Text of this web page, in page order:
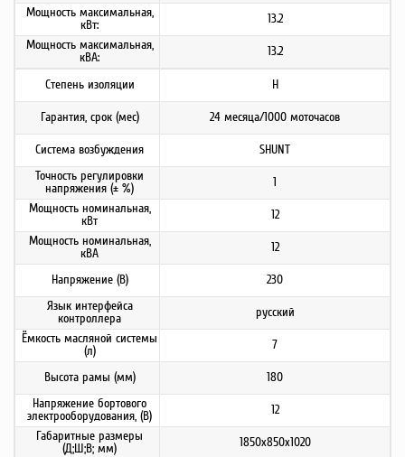
Мощность максимальная,
кВт:
13.2
Мощность максимальная,
кВА:
13.2
Степень изоляции Н
Гарантия, срок (мес) 24 месяца/1000 моточасов
Система возбуждения
SHUNT
Точность регулировки
напряжения (± %)
1
Мощность номинальная,
кВт
12
Мощность номинальная,
кВА
12
Напряжение (В)
230
Язык интерфейса
контроллера
русский
Ёмкость масляной системы
(л)
7
Высота рамы (мм)
180
Напряжение бортового
электрооборудования, (В)
12
Габаритные размеры
(Д;Ш;В; мм)
1850x850x1020